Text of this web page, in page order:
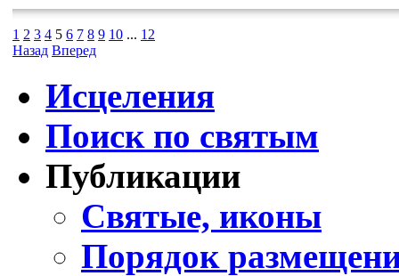
1 2 3 4 5 6 7 8 9 10 ... 12
Назад Вперед
Исцеления
Поиск по святым
Публикации
Святые, иконы
Порядок